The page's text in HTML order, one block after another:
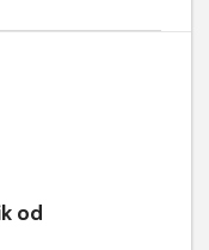
od